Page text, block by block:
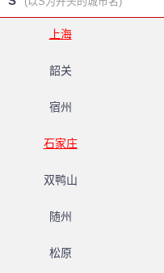
上海
韶关
宿州
石家庄
双鸭山
随州
松原